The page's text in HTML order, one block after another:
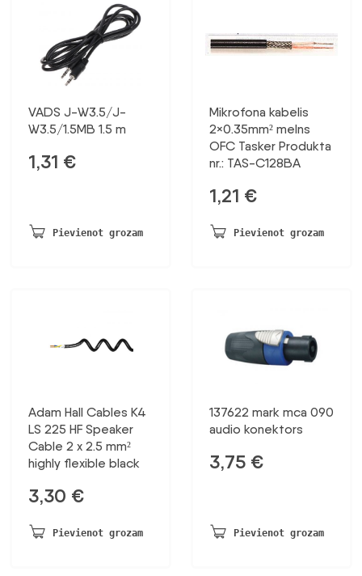
VADS J-W3.5/J-
W3.5/1.5MB 1.5 m
1,31 €
Pievienot grozam
Mikrofona kabelis
2×0.35mm² melns
OFC Tasker Produkta
nr.: TAS-C128BA
1,21 €
Pievienot grozam
Adam Hall Cables K4
LS 225 HF Speaker
Cable 2 x 2.5 mm²
highly flexible black
3,30 €
Pievienot grozam
137622 mark mca 090
audio konektors
3,75 €
Pievienot grozam